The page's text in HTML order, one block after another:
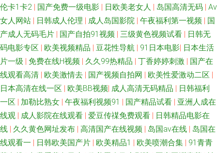
久久中文字幕懂色网 91shiping在线 成人春色影视在线 香蕉色导航 操精品大
妻黑丝观看 日本男人天堂网 波多野洁依无码 少妇肏屄视频 AV韩片 青娱乐论
坛视频 91探花国产综合在线 伊人焦久伦理在线 国产91丝袜 色色日b电影天
堂 91视频人人做97 91视频在线观看网址 色色啪啪91 97亚州色图 日韩人妻
无码98福利 91少妇啪啪婷婷超碰 男女啪啪免费网站91 91疯狂高潮对白合集
伦卡1卡2 | 国产免费一级电影 | 日欧美老女人 | 岛国高清无码 | Av
女人网站 | 日韩成人伦理 | 成人岛国影院 | 午夜福利第一视频 | 国
产成人无码毛片 | 国产自拍91视频 | 三级黄色视频试看 | 日韩无
码电影专区 | 欧美视频精品 | 豆花性导航 | 91日本电影| 日本生活
片一级 | 免费在线H视频 | 久久99热精品 | 丁香婷婷刺激 | 国产在
线观看高清 | 欧美激情去 | 国产视频自拍网 | 欧美性爱激动二区 |
日本高清在线一区 | 欧美BB视频| 成人高清无码精品 | 日韩福利
一区 | 加勒比熟女 | 午夜福利视频91 | 国产精品试看 | 亚洲人成在
线观 | 成人影院在线观看 | 爱豆传禖免费观看 | 日韩精品电影在
线 | 久久黄色网址发布 | 高清国产在线视频 | 岛国av在线 | 岛国在
线观看一 | 日韩欧美国产片 | 欧美精品1 | 欧美喷潮合集 | 91青青